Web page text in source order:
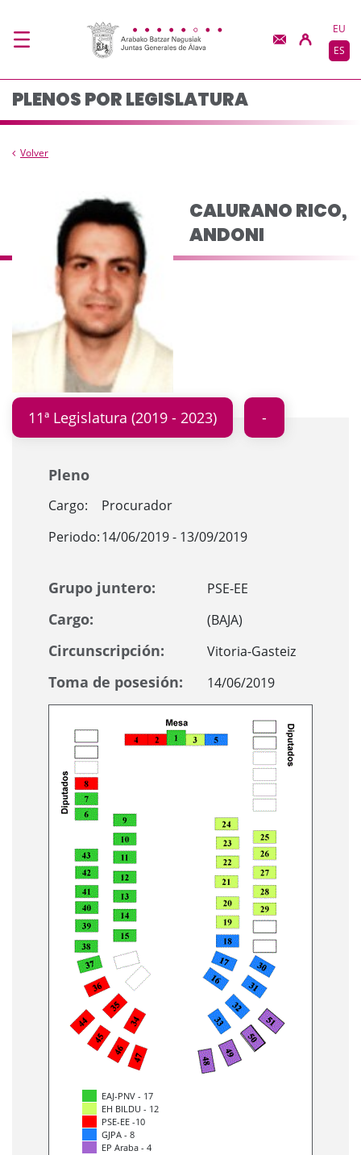
Composicion del
EU
ES
PLENOS POR LEGISLATURA
Volver
CALURANO RICO,
ANDONI
11ª Legislatura (2019 - 2023)
Pleno
Cargo:
Procurador
Periodo:14/06/2019 - 13/09/2019
Grupo juntero: PSE-EE
Cargo: (BAJA)
Circunscripción: Vitoria-Gasteiz
Toma de posesión: 14/06/2019
EAJ-PNV - 17
EH BILDU - 12
PSE-EE -10
GJPA - 8
EP Araba - 4